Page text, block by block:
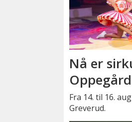
Nå er
Oppegård
Fra 14. til 16.
Greverud.